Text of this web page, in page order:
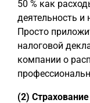
50 % как
деятельность и
Просто
налоговой
компании о
(2)